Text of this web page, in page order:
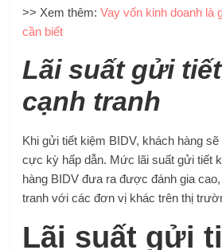
>> Xem thêm:Vay vốn kinh doanh là
cần biết
Lãi suất gửi
cạnh tranh
Khi gửi tiết kiệm BIDV, khách hàng
cực kỳ hấp dẫn. Mức lãi suất gửi tiết
hàng BIDV đưa ra được đánh gia
tranh với các đơn vị khác trên thị
Lãi suất gửi